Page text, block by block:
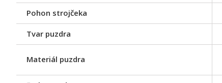
Pohon strojčeka
Tvar puzdra
Materiál puzdra